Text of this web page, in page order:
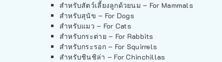
สำหรับสัตว์เลี้ยงลูกด้วยนม – For Mammals
สำหรับสุนัข – For Dogs
สำหรับแมว – For Cats
สำหรับกระต่าย – For Rabbits
สำหรับกระรอก – For Squirrels
สำหรับชินชิล่า – For Chinchillas